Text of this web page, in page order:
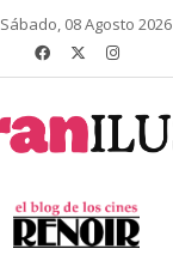
Sábado, 08 Agosto 2026